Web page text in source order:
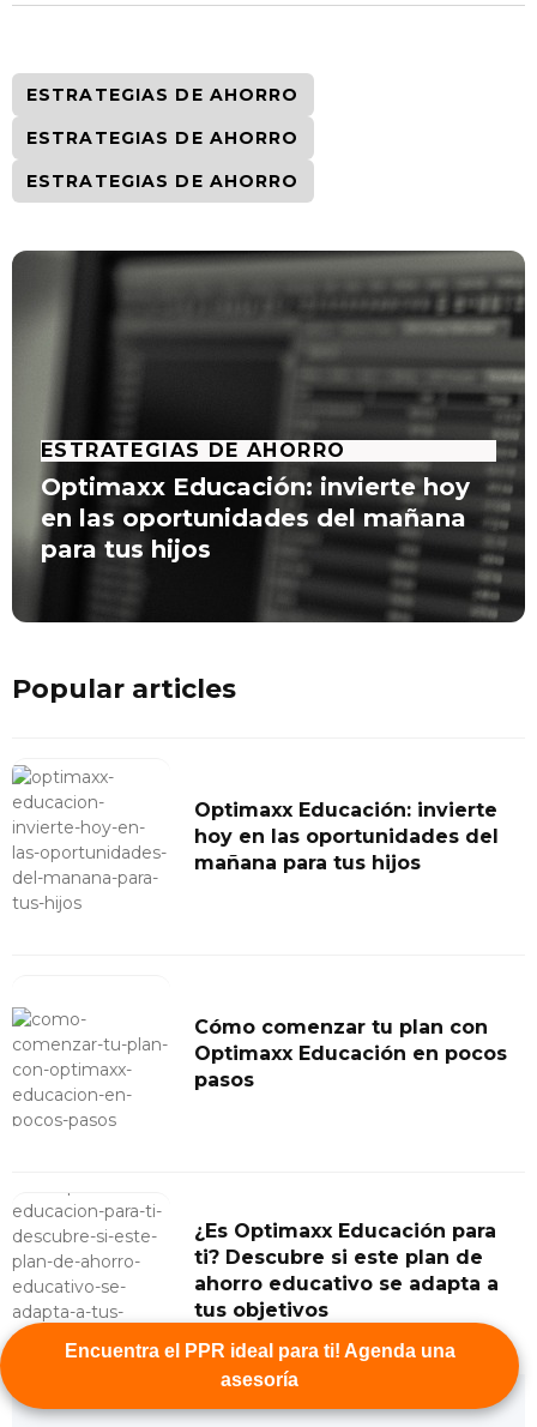
Encuentra el PPR ideal para ti! Agenda una
asesoría
ESTRATEGIAS DE AHORRO
ESTRATEGIAS DE AHORRO
ESTRATEGIAS DE AHORRO
ESTRATEGIAS DE AHORRO
Optimaxx Educación: invierte hoy
en las oportunidades del mañana
para tus hijos
Popular articles
Optimaxx Educación: invierte
hoy en las oportunidades del
mañana para tus hijos
Cómo comenzar tu plan con
Optimaxx Educación en pocos
pasos
¿Es Optimaxx Educación para
ti? Descubre si este plan de
ahorro educativo se adapta a
tus objetivos